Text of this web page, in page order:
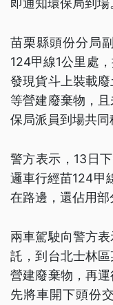
即通知環保局到場
苗栗縣頭份分局
124甲線1公里處
發現貨斗上裝載
等營建廢棄物，
保局派員到場共同
警方表示，13日
邏車行經苗124甲
在路邊，還佔用部
兩車駕駛向警方
託，到台北士林
營建廢棄物，再
先將車開下頭份